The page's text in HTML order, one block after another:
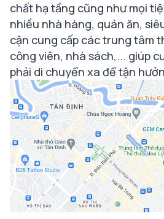
chất hạ tầng cũng như mọi
nhiều nhà hàng, quán ăn,
cận cung cấp các trung tâm
công viên, nhà sách,... giúp
phải di chuyển xa để tận